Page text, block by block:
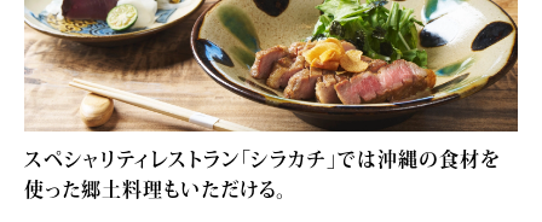
スペシャリティレストラン「シラカチ」では沖縄の食材を
使った郷土料理もいただける。